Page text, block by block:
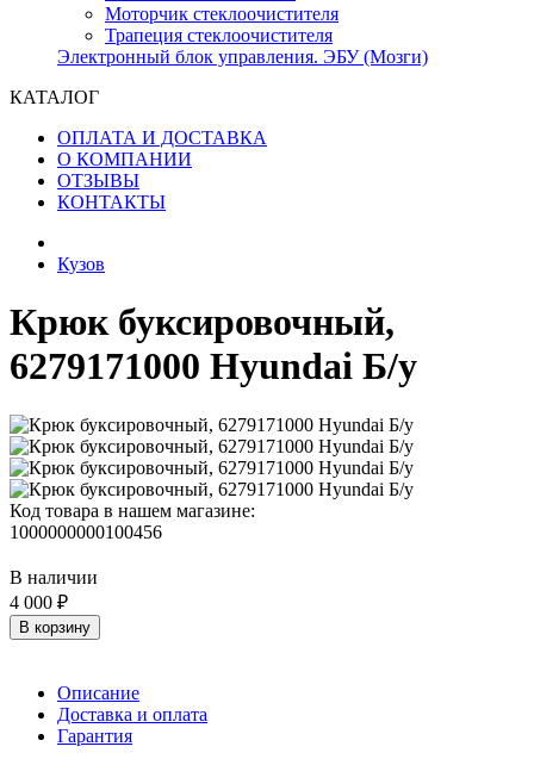
Моторчик стеклоочистителя
Трапеция стеклоочистителя
Электронный блок управления. ЭБУ (Мозги)
КАТАЛОГ
ОПЛАТА И ДОСТАВКА
О КОМПАНИИ
ОТЗЫВЫ
КОНТАКТЫ
Кузов
Крюк буксировочный,
6279171000 Hyundai Б/у
Код товара в нашем магазине:
1000000000100456
В наличии
4 000 ₽
В корзину
Описание
Доставка и оплата
Гарантия